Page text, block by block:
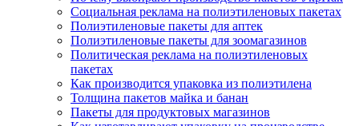
Социальная реклама на полиэтиленовых пакетах
Полиэтиленовые пакеты для аптек
Полиэтиленовые пакеты для зоомагазинов
Политическая реклама на полиэтиленовых
пакетах
Как производится упаковка из полиэтилена
Толщина пакетов майка и банан
Пакеты для продуктовых магазинов